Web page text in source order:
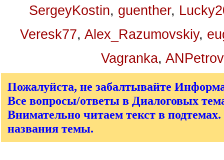
SergeyKostin, guenther,
Veresk77, Alex_Razumovskiy,
Vagranka, ANPetrov
Пожалуйста, не забалтывайте
Все вопросы/ответы в Диалоговых
Внимательно читаем текст в
названия темы.